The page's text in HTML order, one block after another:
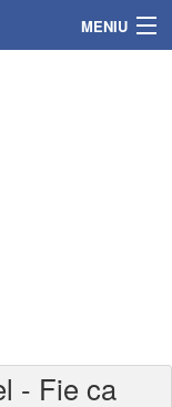
MENIU
- Fie ca